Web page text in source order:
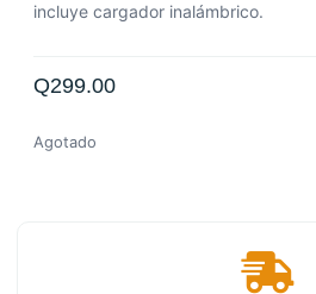
incluye cargador inalámbrico.
Q299.00
Agotado